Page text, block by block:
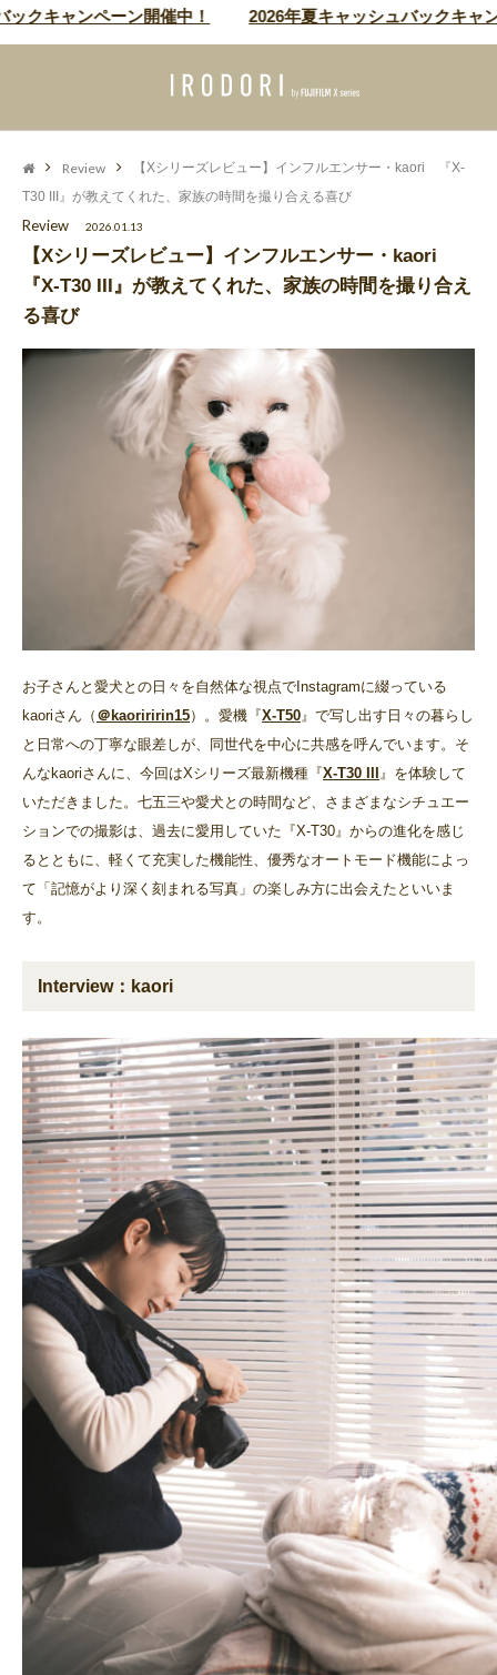
ンペーン開催中！ 2026年夏キャッシュバックキャンペーン
Review
【Xシリーズレビュー】インフルエンサー・kaori 『X-
T30 III』が教えてくれた、家族の時間を撮り合える喜び
Review 2026.01.13
【Xシリーズレビュー】インフルエンサー・kaori
『X-T30 III』が教えてくれた、家族の時間を撮り合え
る喜び
お子さんと愛犬との日々を自然体な視点でInstagramに綴っている
kaoriさん（ ＠kaoriririn15）。愛機『X-T50』で写し出す日々の暮らし
と日常への丁寧な眼差しが、同世代を中心に共感を呼んでいます。そ
んなkaoriさんに、今回はXシリーズ最新機種『X-T30 III 』を体験して
いただきました。七五三や愛犬との時間など、さまざまなシチュエー
ションでの撮影は、過去に愛用していた『X-T30』からの進化を感じ
るとともに、軽くて充実した機能性、優秀なオートモード機能によっ
て「記憶がより深く刻まれる写真」の楽しみ方に出会えたといいま
す。
Interview：kaori